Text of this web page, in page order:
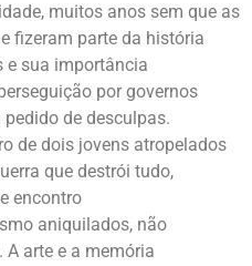
muitos anos sem que as
fizeram parte da história
e sua importância
por governos
de desculpas.
de dois jovens atropelados
que destrói tudo,
encontro
aniquilados, não
arte e a memória